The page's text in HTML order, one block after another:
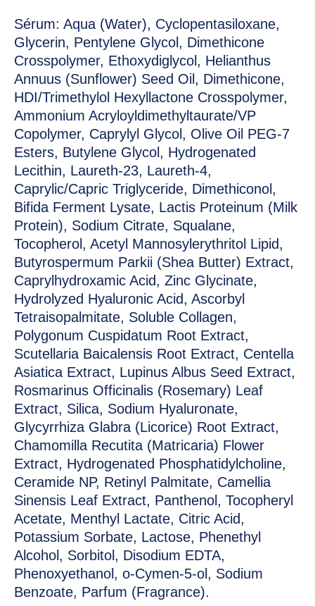
Sérum: Aqua (Water), Cyclopentasiloxane,
Glycerin, Pentylene Glycol, Dimethicone
Crosspolymer, Ethoxydiglycol, Helianthus
Annuus (Sunflower) Seed Oil, Dimethicone,
HDI/Trimethylol Hexyllactone Crosspolymer,
Ammonium Acryloyldimethyltaurate/VP
Copolymer, Caprylyl Glycol, Olive Oil PEG-7
Esters, Butylene Glycol, Hydrogenated
Lecithin, Laureth-23, Laureth-4,
Caprylic/Capric Triglyceride, Dimethiconol,
Bifida Ferment Lysate, Lactis Proteinum (Milk
Protein), Sodium Citrate, Squalane,
Tocopherol, Acetyl Mannosylerythritol Lipid,
Butyrospermum Parkii (Shea Butter) Extract,
Caprylhydroxamic Acid, Zinc Glycinate,
Hydrolyzed Hyaluronic Acid, Ascorbyl
Tetraisopalmitate, Soluble Collagen,
Polygonum Cuspidatum Root Extract,
Scutellaria Baicalensis Root Extract, Centella
Asiatica Extract, Lupinus Albus Seed Extract,
Rosmarinus Officinalis (Rosemary) Leaf
Extract, Silica, Sodium Hyaluronate,
Glycyrrhiza Glabra (Licorice) Root Extract,
Chamomilla Recutita (Matricaria) Flower
Extract, Hydrogenated Phosphatidylcholine,
Ceramide NP, Retinyl Palmitate, Camellia
Sinensis Leaf Extract, Panthenol, Tocopheryl
Acetate, Menthyl Lactate, Citric Acid,
Potassium Sorbate, Lactose, Phenethyl
Alcohol, Sorbitol, Disodium EDTA,
Phenoxyethanol, o-Cymen-5-ol, Sodium
Benzoate, Parfum (Fragrance).